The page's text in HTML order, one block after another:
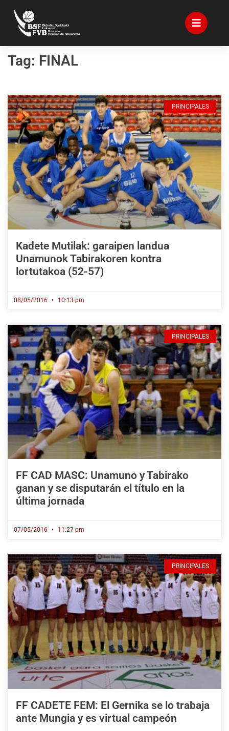
Tag: FINAL
PRINCIPALES
Kadete Mutilak: garaipen landua
Unamunok Tabirakoren kontra
lortutakoa (52-57)
08/05/2016 10:13 pm
PRINCIPALES
FF CAD MASC: Unamuno y Tabirako
ganan y se disputarán el título en la
última jornada
07/05/2016 11:27 pm
PRINCIPALES
FF CADETE FEM: El Gernika se lo trabaja
ante Mungia y es virtual campeón